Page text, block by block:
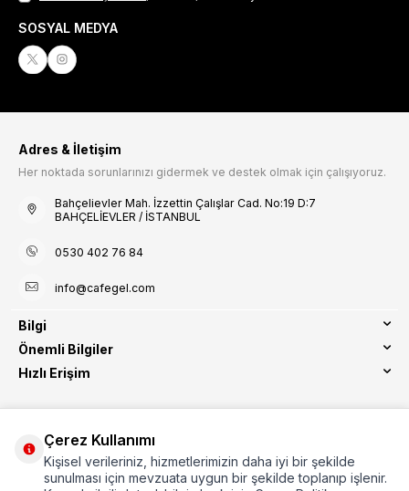
SOSYAL MEDYA
Adres & İletişim
Her noktada sorunlarınızı gidermek ve destek olmak için çalışıyoruz.
Bahçelievler Mah. İzzettin Çalışlar Cad. No:19 D:7
BAHÇELİEVLER / İSTANBUL
0530 402 76 84
info@cafegel.com
Bilgi
Önemli Bilgiler
Hızlı Erişim
Etbis Kayıtlıdır
Çerez Kullanımı
Kişisel verileriniz, hizmetlerimizin daha iyi bir şekilde
sunulması için mevzuata uygun bir şekilde toplanıp işlenir.